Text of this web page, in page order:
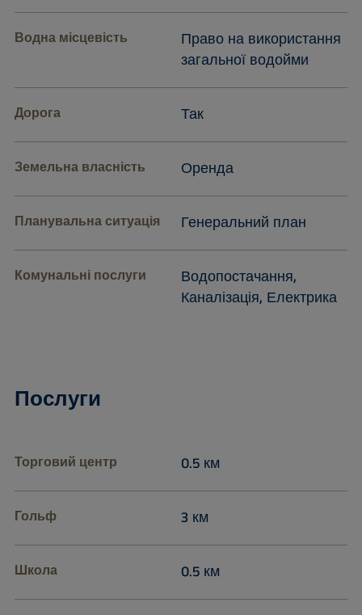
Водна місцевість
Право на використання
загальної водойми
Дорога Так
Земельна власність Оренда
Планувальна ситуація Генеральний план
Комунальні послуги
Водопостачання,
Каналізація, Електрика
Послуги
Торговий центр 0.5 км
Гольф 3 км
Школа 0.5 км